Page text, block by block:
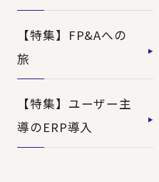
【特集】FP&Aへの
旅
【特集】ユーザー主
導のERP導入